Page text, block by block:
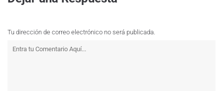
Tu dirección de correo electrónico no será publicada.